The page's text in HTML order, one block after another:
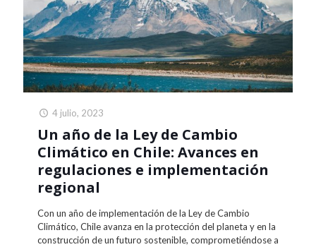
4 julio, 2023
Un año de la Ley de Cambio
Climático en Chile: Avances en
regulaciones e implementación
regional
Con un año de implementación de la Ley de Cambio
Climático, Chile avanza en la protección del planeta y en la
construcción de un futuro sostenible, comprometiéndose a